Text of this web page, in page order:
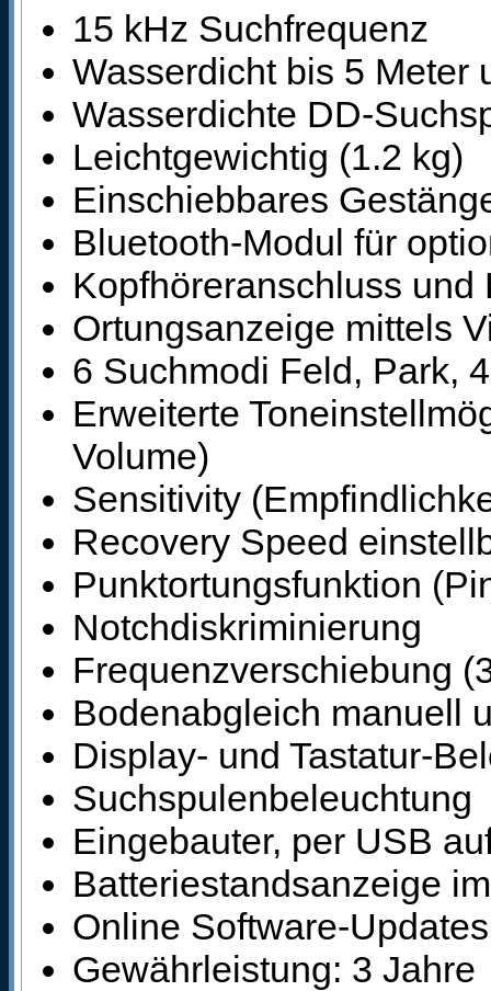
15 kHz Suchfrequenz
Wasserdicht bis 5 Meter
Wasserdichte DD-
Leichtgewichtig (1.2 kg)
Einschiebbares
Bluetooth-Modul für
Kopfhöreranschluss und
Ortungsanzeige mittels
6 Suchmodi Feld, Park,
Erweiterte
Volume)
Sensitivity
Recovery Speed
Punktortungsfunktion
Notchdiskriminierung
Frequenzverschiebung
Bodenabgleich manuell
Display- und Tastatur-
Suchspulenbeleuchtung
Eingebauter, per USB
Batteriestandsanzeige
Online Software-Updates
Gewährleistung: 3 Jahre